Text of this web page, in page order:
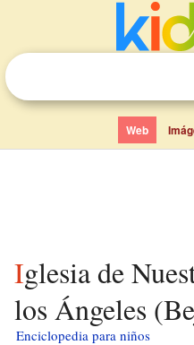
Web
Iglesia de Nuestra Señora de
los Ángeles
Enciclopedia para niños